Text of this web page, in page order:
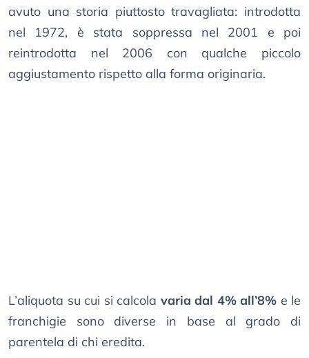
avuto una storia piuttosto travagliata: introdotta
nel 1972, è stata soppressa nel 2001 e poi
reintrodotta nel 2006 con qualche piccolo
aggiustamento rispetto alla forma originaria.
L’aliquota su cui si calcola varia dal 4% all’8% e le
franchigie sono diverse in base al grado di
parentela di chi eredita.